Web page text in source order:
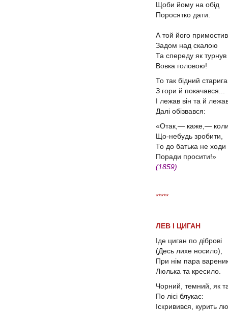
Щоби йому на обід
Поросятко дати.
А той його
Задом над скалою
Та спереду як турнув
Вовка головою!
То так бідний
З гори й покачався...
І лежав він та й
Далі обізвався:
«Отак,— каже,—
Що-небудь зробити,
То до батька не ходи
Поради просити!»
(1859)
*****
ЛЕВ І ЦИГАН
Іде циган по діброві
(Десь лихе носило),
При нім пара
Люлька та кресило.
Чорний, темний, як
По лісі блукає:
Іскривився, курить